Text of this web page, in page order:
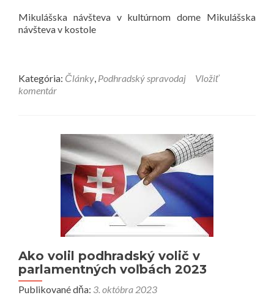
Mikulášska návšteva v kultúrnom dome Mikulášska
návšteva v kostole
Kategória: Články, Podhradský spravodaj
Vložiť
komentár
Ako volil podhradský volič v
parlamentných voľbách 2023
Publikované dňa: 3. októbra 2023